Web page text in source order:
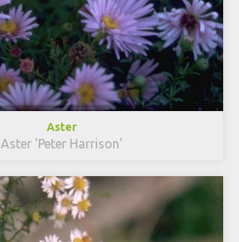
Aster
Aster 'Peter Harrison'